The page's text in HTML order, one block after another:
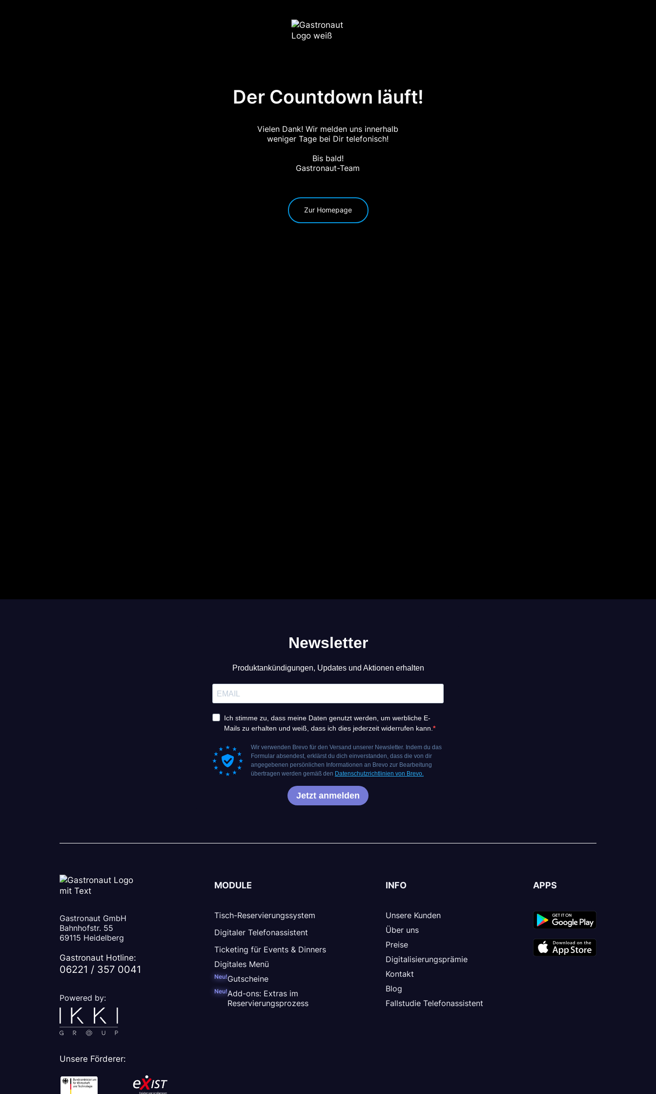
Der Countdown läuft!
Vielen Dank! Wir melden uns innerhalb
weniger Tage bei Dir telefonisch!
Bis bald!
Gastronaut-Team
Zur Homepage
Gastronaut GmbH
Bahnhofstr. 55
69115 Heidelberg
Gastronaut Hotline:
06221 / 357 0041
Powered by:
MODULE
Tisch-Reservierungssystem
Digitaler Telefonassistent
Ticketing für Events & Dinners
Digitales Menü
Gutscheine
Neu!
Add-ons: Extras im
Reservierungsprozess
Neu!
INFO
Unsere Kunden
Über uns
Preise
Digitalisierungsprämie
Kontakt
Blog
Fallstudie Telefonassistent
APPS
Unsere Förderer: